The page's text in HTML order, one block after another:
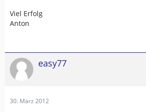
Viel Erfolg
Anton
easy77
30. März 2012